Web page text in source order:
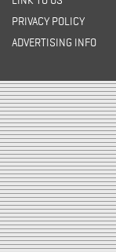
PRIVACY POLICY
ADVERTISING INFO